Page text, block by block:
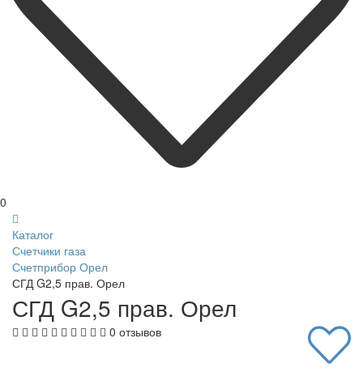
0
Каталог
Счетчики газа
Счетприбор Орел
СГД G2,5 прав. Орел
СГД G2,5 прав. Орел
0 отзывов